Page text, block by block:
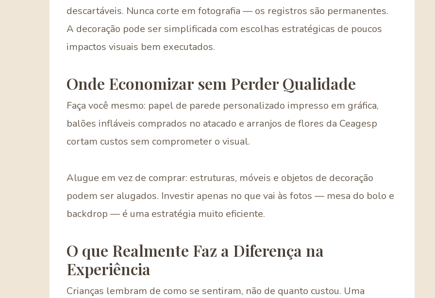
descartáveis. Nunca corte em fotografia — os registros são permanentes.
A decoração pode ser simplificada com escolhas estratégicas de poucos
impactos visuais bem executados.
Onde Economizar sem Perder Qualidade
Faça você mesmo: papel de parede personalizado impresso em gráfica,
balões infláveis comprados no atacado e arranjos de flores da Ceagesp
cortam custos sem comprometer o visual.
Alugue em vez de comprar: estruturas, móveis e objetos de decoração
podem ser alugados. Investir apenas no que vai às fotos — mesa do bolo e
backdrop — é uma estratégia muito eficiente.
O que Realmente Faz a Diferença na
Experiência
Crianças lembram de como se sentiram, não de quanto custou. Uma